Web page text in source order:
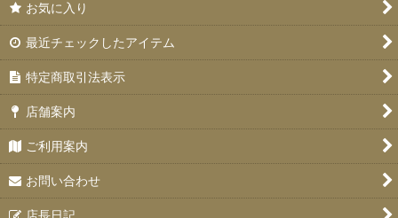
お気に入り
最近チェックしたアイテム
特定商取引法表示
店舗案内
ご利用案内
お問い合わせ